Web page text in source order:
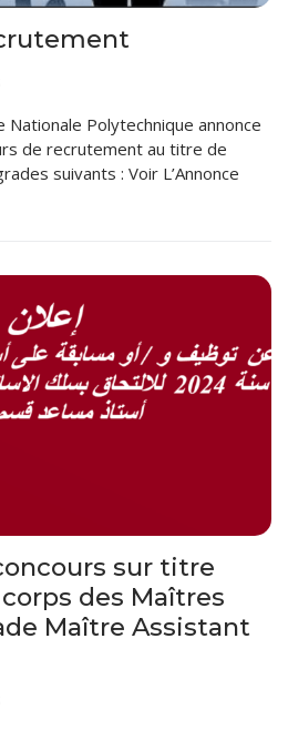
Nationale Polytechnique annonce
de recrutement au titre de
suivants : Voir L’Annonce
sur titre
des Maîtres
Maître Assistant